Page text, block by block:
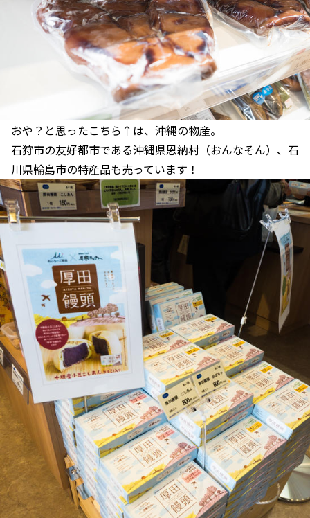
おや？と思ったこちら↑は、沖縄の物産。
石狩市の友好都市である沖縄県恩納村（おんなそん）、石
川県輪島市の特産品も売っています！